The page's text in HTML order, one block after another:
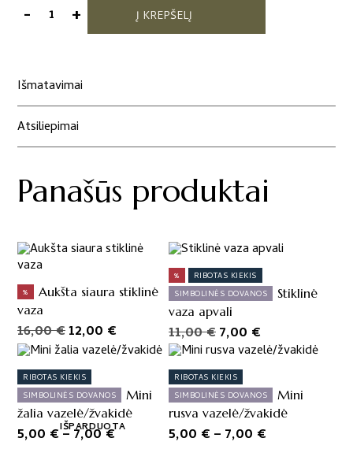
-produkto
vazelės
+ Į KREPŠELĮ
Išmatavimai
Atsiliepimai
Panašūs produktai
%
Aukšta siaura stiklinė
vaza
16,00€Original
price
was:
16,00 €.
12,00 €
price
12,00 €.
IŠPARDUOTA
%
RIBOTAS KIEKIS
SIMBOLINĖS DOVANOS
Stiklinė
vaza apvali
11,00€Original
price
was:
11,00 €.
7,00 €
price
7,00 €.
RIBOTAS KIEKIS
SIMBOLINĖS DOVANOS
Mini
žalia vazelė/žvakidė
5,00 € –7,00€Price
This
product
has
multiple
variants.
The
RIBOTAS KIEKIS
SIMBOLINĖS DOVANOS
Mini
rusva vazelė/žvakidė
5,00 € – 7,00 €
This
product
has
multiple
variants.
The